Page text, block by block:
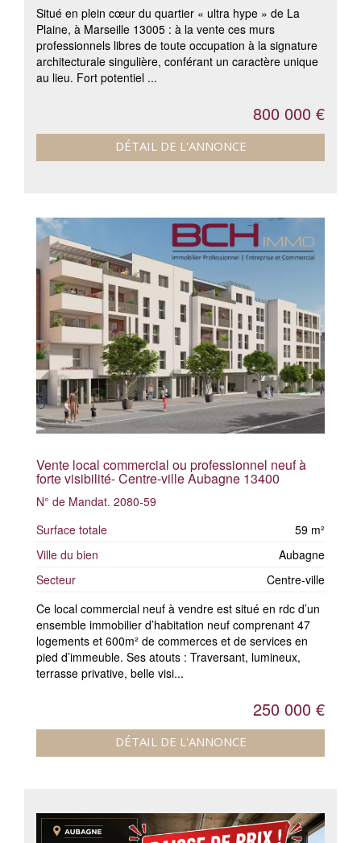
Situé en plein cœur du quartier « ultra hype » de La
Plaine, à Marseille 13005 : à la vente ces murs
professionnels libres de toute occupation à la signature
architecturale singulière, conférant un caractère unique
au lieu. Fort potentiel ...
800 000 €
DÉTAIL DE L'ANNONCE
Vente local commercial ou professionnel neuf à
forte visibilité- Centre-ville Aubagne 13400
N° de Mandat. 2080-59
Surface totale
59 m²
Ville du bien
Aubagne
Secteur
Centre-ville
Ce local commercial neuf à vendre est situé en rdc d’un
ensemble immobilier d’habitation neuf comprenant 47
logements et 600m² de commerces et de services en
pied d’immeuble. Ses atouts : Traversant, lumineux,
terrasse privative, belle visi...
250 000 €
DÉTAIL DE L'ANNONCE